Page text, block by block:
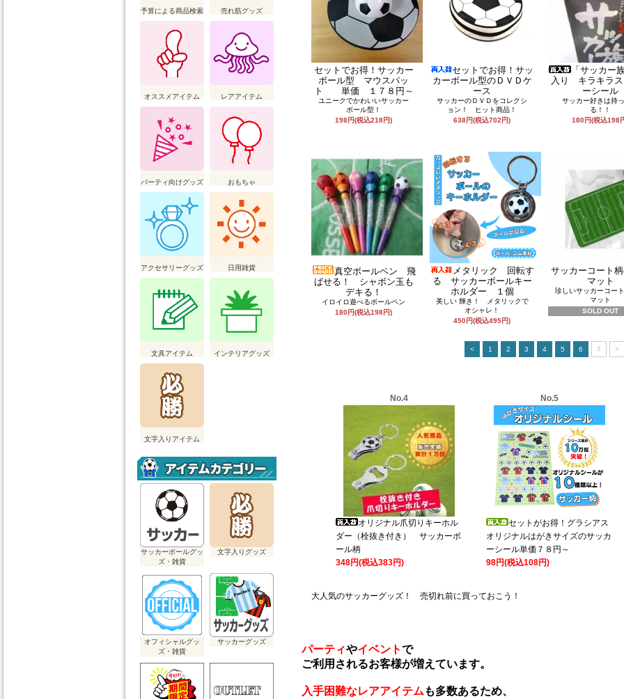
予算による商品検索 売れ筋グッズ
オススメアイテム レアアイテム
パーティ向けグッズ おもちゃ
アクセサリーグッズ 日用雑貨
文具アイテム インテリアグッズ
文字入りアイテム
サッカーボールグッ
ズ・雑貨
文字入りグッズ
オフィシャルグッ
ズ・雑貨
サッカーグッズ
セットでお得！サッカー
ボール型 マウスパッ
ト 単価 １７８円～
ユニークでかわいいサッカー
ボール型！
198円(税込218円)
セットでお得！サッ
カーボール型のＤＶＤケ
ース
サッカーのＤＶＤをコレクシ
ョン！ ヒット商品！
638円(税込702円)
「サッカー
入り キラキラス
ーシール
サッカー好きは持
る！！
180円(税込198
真空ボールペン 飛
ばせる！ シャボン玉も
デキる！
イロイロ遊べるボールペン
180円(税込198円)
メタリック 回転す
る サッカーボールキー
ホルダー １個
美しい 輝き！ メタリックで
オシャレ！
450円(税込495円)
サッカーコート
マット
珍しいサッカーコー
マット
SOLD OUT
< 1 2 3 4 5 6 7 >
No.4
オリジナル爪切りキーホル
ダー（栓抜き付き） サッカーボ
ール柄
348円(税込383円)
No.5
セットがお得！グラシアス
オリジナルはがきサイズのサッカ
ーシール単価７８円～
98円(税込108円)
大人気のサッカーグッズ！ 売切れ前に買っておこう！
パーティやイベントで
ご利用されるお客様が増えています。
入手困難なレアアイテム も多数あるため、